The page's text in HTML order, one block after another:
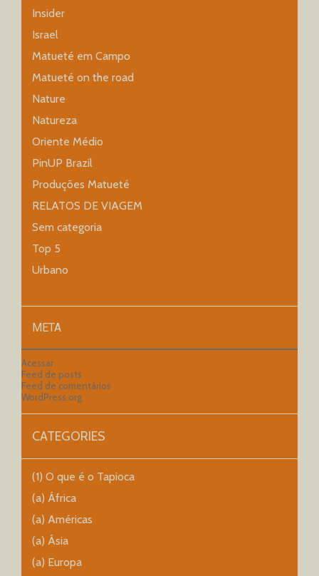
Insider
Israel
Matueté em Campo
Matueté on the road
Nature
Natureza
Oriente Médio
PinUP Brazil
Produções Matueté
RELATOS DE VIAGEM
Sem categoria
Top 5
Urbano
META
Acessar
Feed de posts
Feed de comentários
WordPress.org
CATEGORIES
(1) O que é o Tapioca
(a) África
(a) Américas
(a) Ásia
(a) Europa